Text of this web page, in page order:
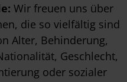
Wir freuen uns über
die so vielfältig sind
Alter, Behinderung,
Geschlecht,
oder sozialer